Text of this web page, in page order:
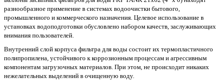
разнообразное применение в системах водоочистки бытового,
промышленного и коммерческого назначения. Целевое использование в
установках водоподготовки обусловлено набором качеств, заслуживающих
внимания пользователей.
Внутренний слой корпуса фильтра для воды состоит их термопластичного
полипропилена, устойчивого к коррозионным процессам и агрессивным
компонентам загрузочных материалов. При этом, не происходит никаких
нежелательных выделений в очищенную воду.